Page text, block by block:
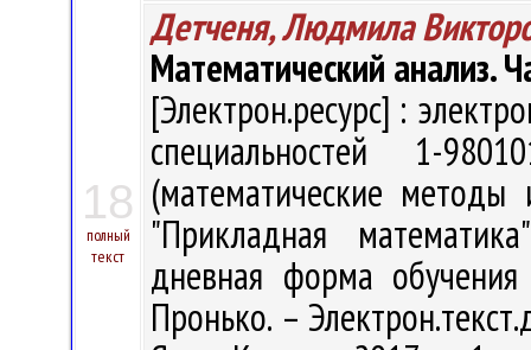
18
полный
текст
Детченя, Людмила
Математический анализ.
[Электрон.ресурс] :
специальностей 1-
(математические
"Прикладная
дневная форма
Пронько. –